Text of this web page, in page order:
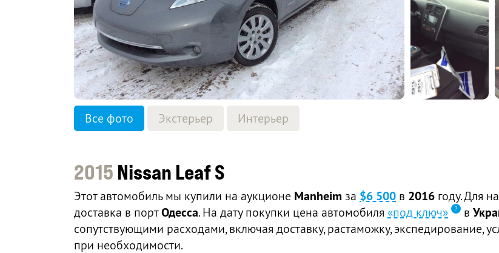
Все фото Экстерьер Интерьер
2015Nissan Leaf S
Этот автомобиль мы купили на аукционе Manheim за $6 500 в 2016 году. Для
доставка в портОдесса. На дату покупки цена автомобиля «под ключ» в
сопутствующими расходами, включая доставку, растаможку, экспедирование,
при необходимости.